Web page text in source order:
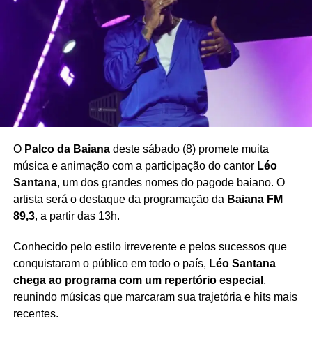
TÓPICOS RELACIONADOS
ARROCHA BAIANO
ARROCHA NO SÃO JOÃO
ARTISTAS MAIS CONTRATADOS DA BAHIA
ATRAÇÕES DO SÃO JOÃO
CACHÊ DEVINHO NOVAES
CACHÊ NETTO BRITO
CACHÊS DE ARTISTAS
CONTRATAÇÃO DE ARTISTAS
CULTURA NORDESTINA
DEVINHO NOVAES
EVENTOS NA BAHIA
FESTAS JUNINAS BAHIA
FESTEJOS JUNINOS
MÚSICA BAIANA
NETTO BRITO
PABLO CANTOR
SÃO JOÃO 2026
SÃO JOÃO DA BAHIA 2026
SHOWS DE SÃO JOÃO
TAYRONE
THIAGO AQUINO
TURISMO NA BAHIA
Ivete e Claudia surpreendem fãs em reencontro
público
NÃO PERCA
Virginia tem movimentações financeiras
analisadas pela PF
O Palco da Baianadeste sábado (8) promete muita
música e animação com a participação do cantor Léo
Santana, um dos grandes nomes do pagode baiano. O
artista será o destaque da programação da Baiana FM
89,3, a partir das 13h.
Conhecido pelo estilo irreverente e pelos sucessos que
conquistaram o público em todo o país, Léo Santana
chega ao programa com um repertório especial ,
reunindo músicas que marcaram sua trajetória e hits mais
recentes.